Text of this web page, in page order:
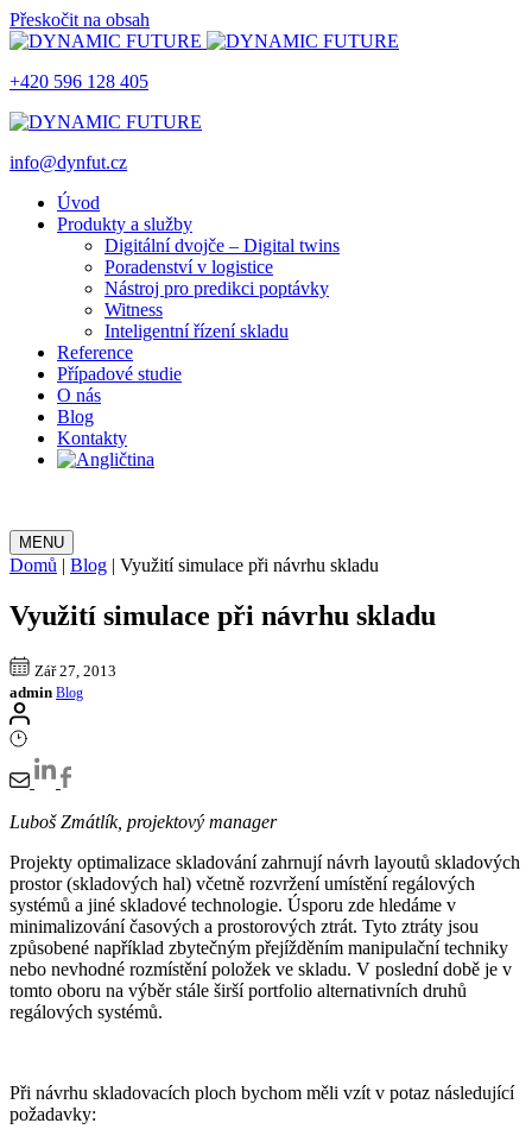
Přeskočit na obsah
+420 596 128 405
info@dynfut.cz
Úvod
Produkty a služby
Digitální dvojče – Digital twins
Poradenství v logistice
Nástroj pro predikci poptávky
Witness
Inteligentní řízení skladu
Reference
Případové studie
O nás
Blog
Kontakty
MENU
Domů | Blog | Využití simulace při návrhu skladu
Využití simulace při návrhu skladu
Zář 27, 2013
admin Blog
Luboš Zmátlík, projektový manager
Projekty optimalizace skladování zahrnují návrh layoutů skladových
prostor (skladových hal) včetně rozvržení umístění regálových
systémů a jiné skladové technologie. Úsporu zde hledáme v
minimalizování časových a prostorových ztrát. Tyto ztráty jsou
způsobené například zbytečným přejížděním manipulační techniky
nebo nevhodné rozmístění položek ve skladu. V poslední době je v
tomto oboru na výběr stále širší portfolio alternativních druhů
regálových systémů.
Při návrhu skladovacích ploch bychom měli vzít v potaz následující
požadavky: